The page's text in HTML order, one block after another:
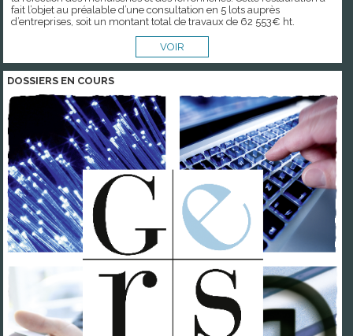
fait l’objet au préalable d’une consultation en 5 lots auprès
d’entreprises, soit un montant total de travaux de 62 553€ ht.
VOIR
DOSSIERS EN COURS